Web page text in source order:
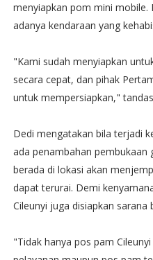
menyiapkan pom mini mobile.
adanya kendaraan yang
"Kami sudah menyiapkan
secara cepat, dan pihak
untuk mempersiapkan,"
Dedi mengatakan bila terjadi
ada penambahan pembukaan
berada di lokasi akan
dapat terurai. Demi
Cileunyi juga disiapkan sarana
"Tidak hanya pos pam